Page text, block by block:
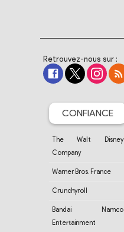
Retrouvez-nous sur :
CONFIANCE
The Walt Disney
Company
Warner Bros. France
Crunchyroll
Bandai Namco
Entertainment